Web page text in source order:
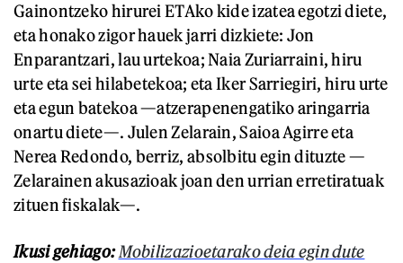
Gainontzeko hirurei ETAko kide izatea egotzi diete,
eta honako zigor hauek jarri dizkiete: Jon
Enparantzari, lau urtekoa; Naia Zuriarraini, hiru
urte eta sei hilabetekoa; eta Iker Sarriegiri, hiru urte
eta egun batekoa —atzerapenengatiko aringarria
onartu diete—. Julen Zelarain, Saioa Agirre eta
Nerea Redondo, berriz, absolbitu egin dituzte —
Zelarainen akusazioak joan den urrian erretiratuak
zituen fiskalak—.
Ikusi gehiago: Mobilizazioetarako deia egin dute